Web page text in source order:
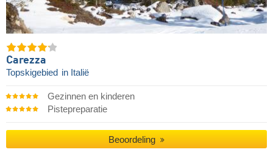
Carezza
Topskigebied in Italië
Gezinnen en kinderen
Pistepreparatie
Beoordeling